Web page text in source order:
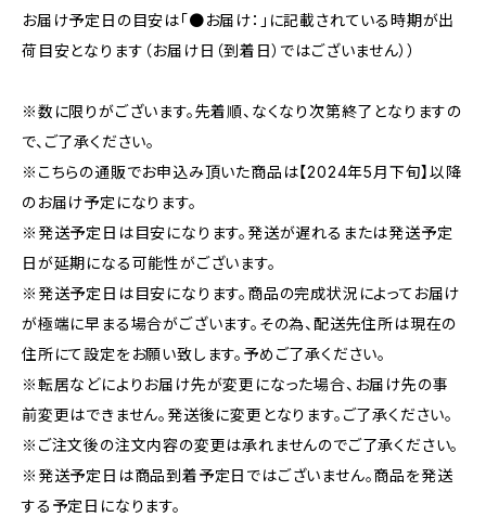
お届け予定日の目安は「●お届け：」に記載されている時期が出
荷目安となります（お届け日（到着日）ではございません））
※数に限りがございます。先着順、なくなり次第終了となりますの
で、ご了承ください。
※こちらの通販でお申込み頂いた商品は【2024年5月下旬】以降
のお届け予定になります。
※発送予定日は目安になります。発送が遅れるまたは発送予定
日が延期になる可能性がございます。
※発送予定日は目安になります。商品の完成状況によってお届け
が極端に早まる場合がございます。その為、配送先住所は現在の
住所にて設定をお願い致します。予めご了承ください。
※転居などによりお届け先が変更になった場合、お届け先の事
前変更はできません。発送後に変更となります。ご了承ください。
※ご注文後の注文内容の変更は承れませんのでご了承ください。
※発送予定日は商品到着予定日ではございません。商品を発送
する予定日になります。